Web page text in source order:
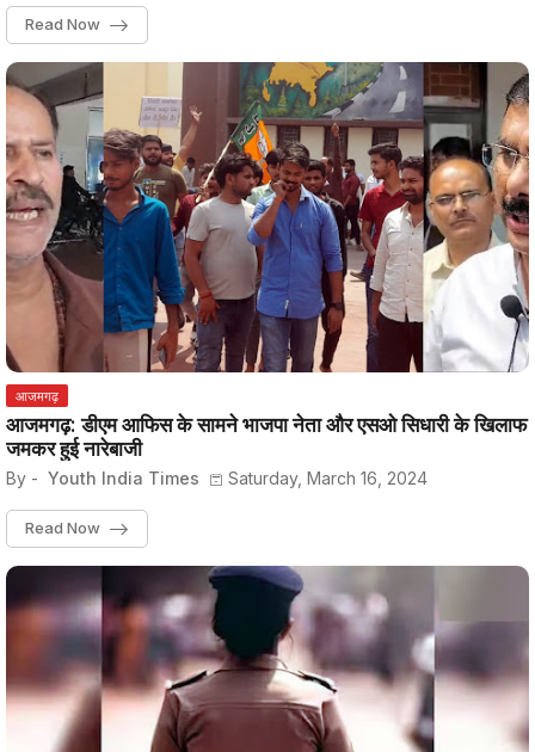
Read Now
आजमगढ़
आजमगढ़: डीएम आफिस के सामने भाजपा नेता और एसओ सिधारी के खिलाफ
जमकर हुई नारेबाजी
By - Youth India Times Saturday, March 16, 2024
Read Now